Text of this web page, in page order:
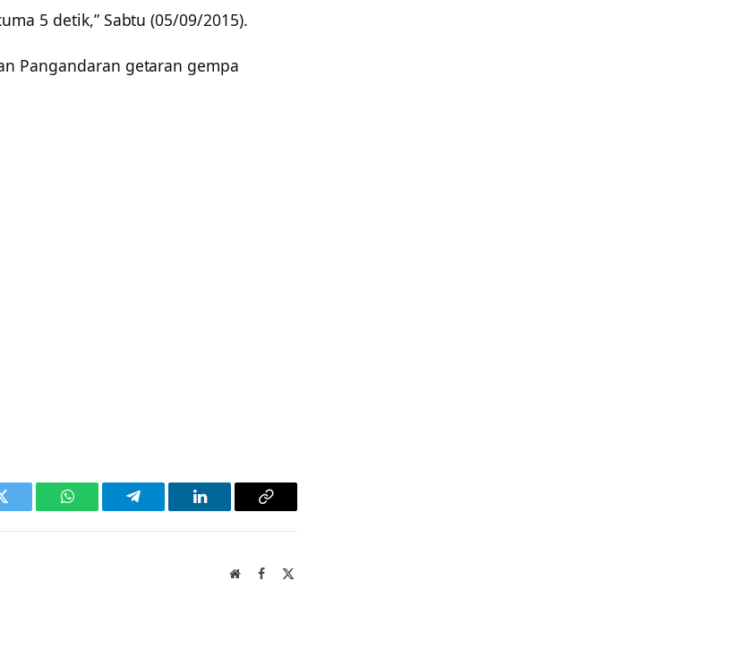
5 detik,” Sabtu (05/09/2015).
Pangandaran getaran gempa
Twitter WhatsAppTelegram LinkedIn Copy
WebsiteFacebook